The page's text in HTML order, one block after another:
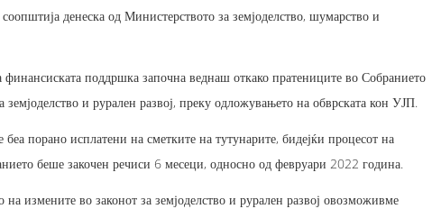
денеска од Министерството за земјоделство, шумарство и
финансиската поддршка започна веднаш откако пратениците во Собранието
земјоделство и рурален развој, преку одложувањето на обврската кон УЈП.
порано исплатени на сметките на тутунарите, бидејќи процесот на
беше закочен речиси 6 месеци, односно од февруари 2022 година.
измените во законот за земјоделство и рурален развој овозможивме